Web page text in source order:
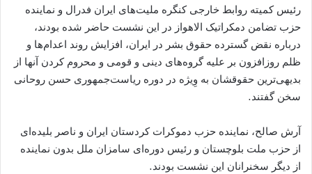
رئیس کمیته روابط خارجی کنگره ملیت‌های ایران فدرال و نماینده
حزب تضامن دمکراتیک الاهواز در این نشست حاضر شده بودند،
درباره نقض گسترده حقوق بشر در ایران، افزایش روند اعدام‌ها و
ظلم روزافزون بر علیه گروه‌های دینی و قومی و محروم کردن آنها از
بدیهی‌ترین حقوقشان به وِیژه در دوره ریاست‌جمهوری حسن روحانی
سخن گفتند.
آرش صالح، نماینده حزب دموکرات کردستان ایران و ناصر بلیده‌ای
از حزب ملت بلوچستان و رئیس دوره‌ای سامزان ملل بدون نماینده
از دیگر سخنرانان این نشست بودند.